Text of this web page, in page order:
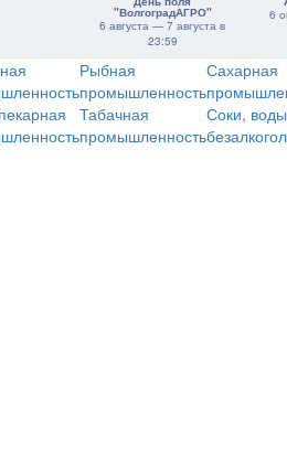
"ВолгоградАГРО"
6 августа — 7 августа в
23:59
6
Рыбная
промышленность
Сахарная
Табачная
промышленность
Соки,